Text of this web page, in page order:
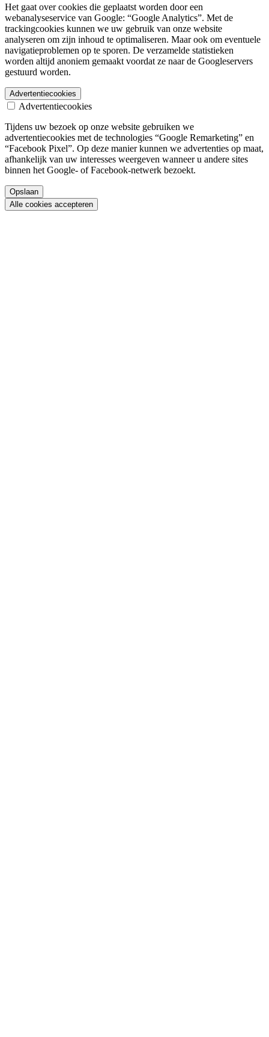
Het gaat over cookies die geplaatst worden door een
webanalyseservice van Google: “Google Analytics”. Met de
trackingcookies kunnen we uw gebruik van onze website
analyseren om zijn inhoud te optimaliseren. Maar ook om eventuele
navigatieproblemen op te sporen. De verzamelde statistieken
worden altijd anoniem gemaakt voordat ze naar de Googleservers
gestuurd worden.
Advertentiecookies
Advertentiecookies
Tijdens uw bezoek op onze website gebruiken we
advertentiecookies met de technologies “Google Remarketing” en
“Facebook Pixel”. Op deze manier kunnen we advertenties op maat,
afhankelijk van uw interesses weergeven wanneer u andere sites
binnen het Google- of Facebook-netwerk bezoekt.
Opslaan
Alle cookies accepteren